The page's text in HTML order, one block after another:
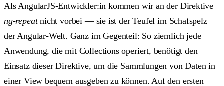
Als AngularJS-Entwickler:in kommen wir an der Direktive
ng-repeatnicht vorbei — sie ist der Teufel im Schafspelz
der Angular-Welt. Ganz im Gegenteil: So ziemlich jede
Anwendung, die mit Collections operiert, benötigt den
Einsatz dieser Direktive, um die Sammlungen von Daten in
einer View bequem ausgeben zu können. Auf den ersten